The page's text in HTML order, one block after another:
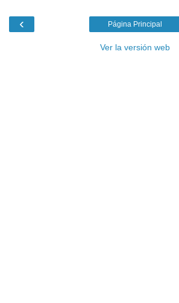
‹ Página Principal
Ver la versión web